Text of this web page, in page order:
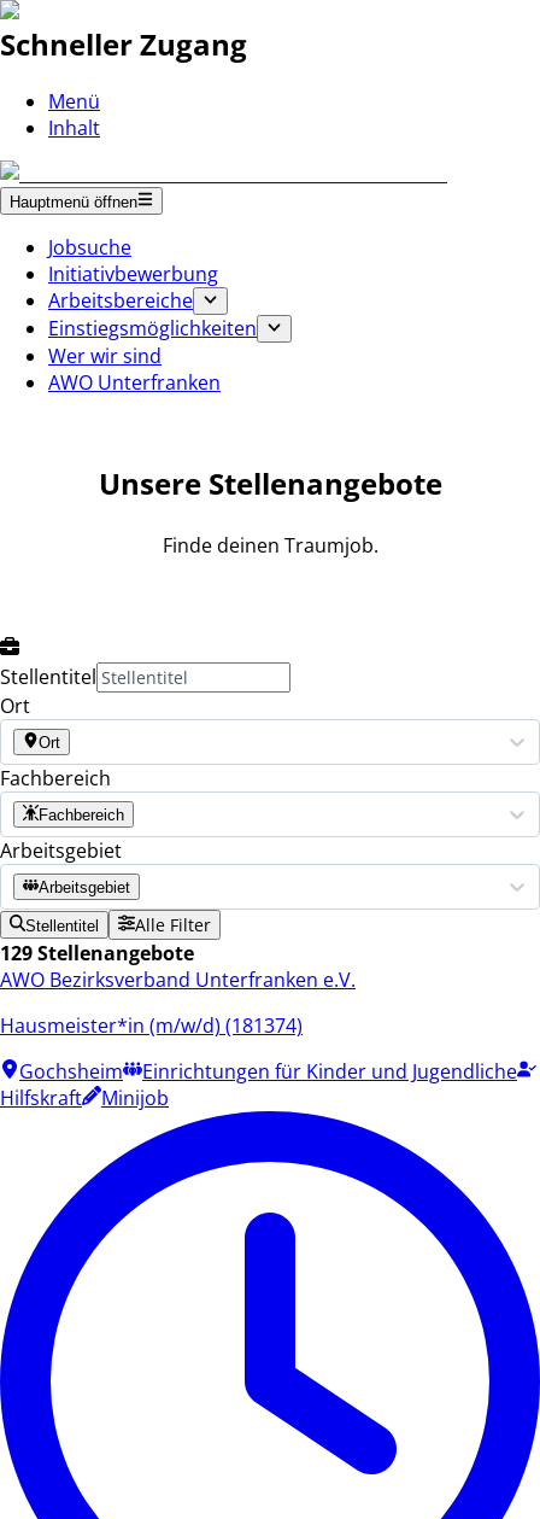
Schneller Zugang
Menü
Inhalt
Hauptmenü öffnen
Jobsuche
Initiativbewerbung
Arbeitsbereiche
Einstiegsmöglichkeiten
Wer wir sind
AWO Unterfranken
Unsere Stellenangebote
Finde deinen Traumjob.
Stellentitel
Ort
Ort
Fachbereich
Fachbereich
Arbeitsgebiet
Arbeitsgebiet
Stellentitel Alle Filter
129 Stellenangebote
AWO Bezirksverband Unterfranken e.V.
Hausmeister*in (m/w/d) (181374)
Gochsheim
Einrichtungen für Kinder und Jugendliche
Hilfskraft
Minijob